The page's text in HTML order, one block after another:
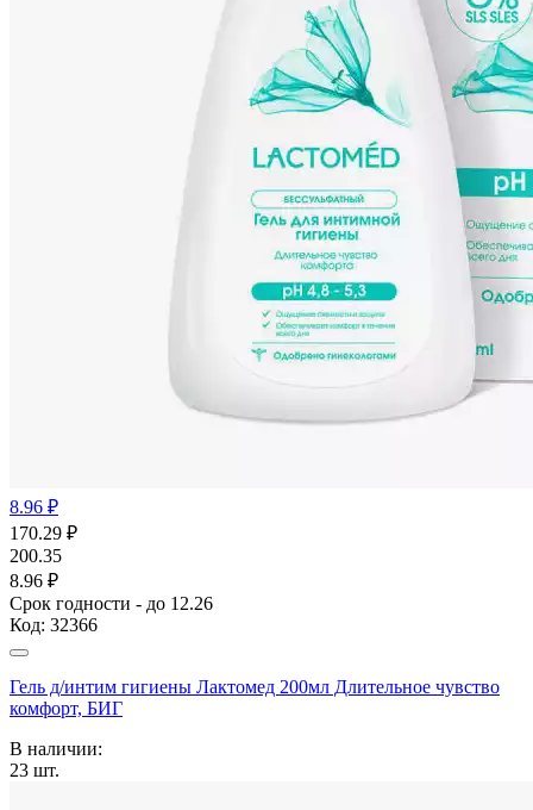
8.96 ₽
170.29 ₽
200.35
8.96 ₽
Срок годности - до 12.26
Код: 32366
Гель д/интим гигиены Лактомед 200мл Длительное чувство
комфорт, БИГ
В наличии:
23 шт.